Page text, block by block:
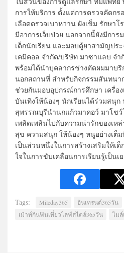
การให้บริการ ตั้งแต่การตรวจคัดกร
เลือดตรวจเบาหวาน ฝังเข็ม รักษา
มีอาการเจ็บป่วย นอกจากนี้ยังมีกา
เด็กนักเรียน และมอบตู้ยาสามัญปร
เคมิคอล จำกัด/บริษัท มาซาแลบ จ
พร้อมได้นำบุคลากรช่างตัดผมมาบ
นอกสถานที่ สำหรับกิจกรรมสันทนา
ช่วยกันมอบอุปกรณ์การศึกษา เครื่อ
บันเทิงให้น้องๆ นักเรียนได้ร่วมสนุ
สุพรรณบุรีนำนกแก้วมาคอว์ มาโช
เพลิดเพลินไปกับความน่ารักของเห
สุข ความสนุก ให้น้องๆ หนูอย่างเต็
เป็นส่วนหนึ่งในการสร้างเสริมให้เ
ใจในการขับเคลื่อนการเรียนรู้เป็น
Tags: Mileday365
อินเทรนด์365วัน
เม้าท์กินฟินเที่ยวไลฟ์สไตล์365วัน
ไมล์